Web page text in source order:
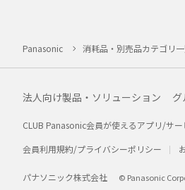
Panasonic 消耗品・別売品カテゴリ
法人向け製品・ソリューション グ
CLUB Panasonic会員が使えるアプリ/サ
会員利用規約/プライバシーポリシー
パナソニック株式会社 © Panasonic